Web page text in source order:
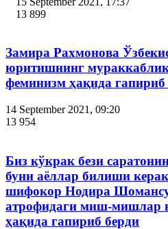
13 899
Замира Рахмонова
юритишнинг
феминизм ҳақида гапириб
14 September 2021, 09:20
13 954
Биз кўкрак бези
буни аёллар билиши
шифокор Нодира
атрофидаги миш-мишлар
ҳақида гапириб берди